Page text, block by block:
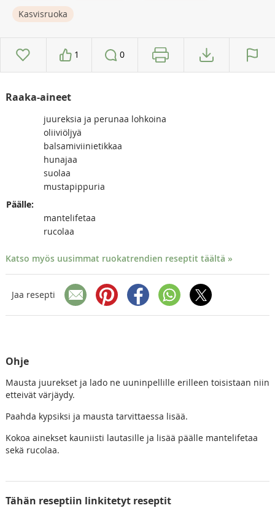
Kasvisruoka
1 0
Raaka-aineet
juureksia ja perunaa lohkoina
oliiviöljyä
balsamiviinietikkaa
hunajaa
suolaa
mustapippuria
Päälle:
mantelifetaa
rucolaa
Katso myös uusimmat ruokatrendien reseptit täältä »
Jaa resepti
Ohje
Mausta juurekset ja lado ne uuninpellille erilleen toisistaan niin
etteivät värjäydy.
Paahda kypsiksi ja mausta tarvittaessa lisää.
Kokoa ainekset kauniisti lautasille ja lisää päälle mantelifetaa
sekä rucolaa.
Tähän reseptiin linkitetyt reseptit